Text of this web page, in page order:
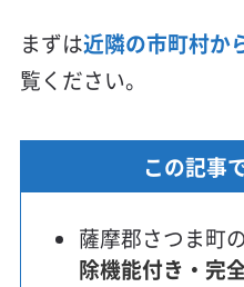
まずは近隣の市町村か
覧ください。
この記事
薩摩郡さつま町の
除機能付き・完全